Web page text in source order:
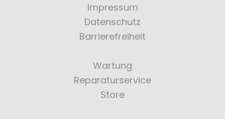
Impressum
Datenschutz
Barrierefreiheit
Wartung
Reparaturservice
Store